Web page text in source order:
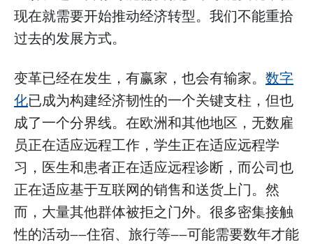
现在就需要开始推动经济转型。我们不能重拾
过去的发展方式。
变革已经在发生，有赢家，也会有输家。 数字
化已成为构建经济韧性的一个关键支柱，但也
成了一个分界线。在欧洲和其他地区，无数雇
员正在适应远程工作，学生正在适应远程学
习，医生和患者正在适应远程诊断，而公司也
正在适应基于互联网的销售和送货上门。然
而，大量其他群体被拒之门外。很多密集接触
性的活动——住宿、旅行等——可能需要数年才能